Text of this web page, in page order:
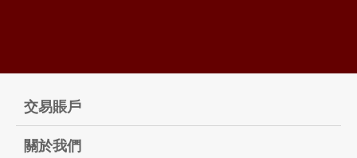
交易賬戶
關於我們